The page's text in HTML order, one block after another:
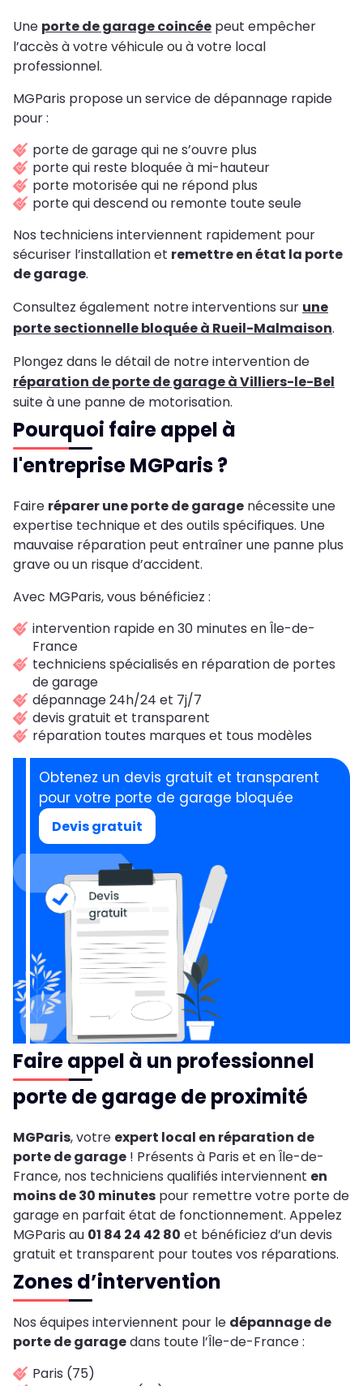
Une porte de garage coincée peut empêcher
l’accès à votre véhicule ou à votre local
professionnel.
MGParis propose un service de dépannage rapide
pour :
porte de garage qui ne s’ouvre plus
porte qui reste bloquée à mi-hauteur
porte motorisée qui ne répond plus
porte qui descend ou remonte toute seule
Nos techniciens interviennent rapidement pour
sécuriser l’installation et remettre en état la porte
de garage.
Consultez également notre interventions sur une
porte sectionnelle bloquée à Rueil-Malmaison.
Plongez dans le détail de notre intervention de
réparation de porte de garage à Villiers-le-Bel
suite à une panne de motorisation.
Pourquoi faire appel à
l'entreprise MGParis ?
Faire réparer une porte de garage nécessite une
expertise technique et des outils spécifiques. Une
mauvaise réparation peut entraîner une panne plus
grave ou un risque d’accident.
Avec MGParis, vous bénéficiez :
intervention rapide en 30 minutes en Île-de-
France
techniciens spécialisés en réparation de portes
de garage
dépannage 24h/24 et 7j/7
devis gratuit et transparent
réparation toutes marques et tous modèles
Obtenez un devis gratuit et transparent
pour votre porte de garage bloquée
Devis gratuit
Faire appel à un professionnel
porte de garage de proximité
MGParis, votre expert local en réparation de
porte de garage ! Présents à Paris et en Île-de-
France, nos techniciens qualifiés interviennent en
moins de 30 minutes pour remettre votre porte de
garage en parfait état de fonctionnement. Appelez
MGParis au 01 84 24 42 80 et bénéficiez d’un devis
gratuit et transparent pour toutes vos réparations.
Zones d’intervention
Nos équipes interviennent pour le dépannage de
porte de garagedans toute l’Île-de-France :
Paris (75)